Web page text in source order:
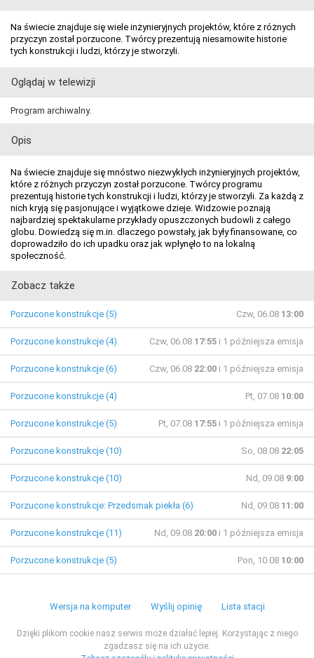
Na świecie znajduje się wiele inżynieryjnych projektów, które z różnych
przyczyn został porzucone. Twórcy prezentują niesamowite historie
tych konstrukcji i ludzi, którzy je stworzyli.
Oglądaj w telewizji
Program archiwalny.
Opis
Na świecie znajduje się mnóstwo niezwykłych inżynieryjnych projektów,
które z różnych przyczyn został porzucone. Twórcy programu
prezentują historie tych konstrukcji i ludzi, którzy je stworzyli. Za każdą z
nich kryją się pasjonujące i wyjątkowe dzieje. Widzowie poznają
najbardziej spektakularne przykłady opuszczonych budowli z całego
globu. Dowiedzą się m.in. dlaczego powstały, jak były finansowane, co
doprowadziło do ich upadku oraz jak wpłynęło to na lokalną
społeczność.
Zobacz także
Porzucone konstrukcje (5) Czw, 06.08 13:00
Porzucone konstrukcje (4) Czw, 06.08 17:55 i 1 późniejsza emisja
Porzucone konstrukcje (6) Czw, 06.08 22:00 i 1 późniejsza emisja
Porzucone konstrukcje (4) Pt, 07.08 10:00
Porzucone konstrukcje (5) Pt, 07.08 17:55 i 1 późniejsza emisja
Porzucone konstrukcje (10) So, 08.08 22:05
Porzucone konstrukcje (10) Nd, 09.08 9:00
Porzucone konstrukcje: Przedsmak piekła (6) Nd, 09.08 11:00
Porzucone konstrukcje (11) Nd, 09.08 20:00 i 1 późniejsza emisja
Porzucone konstrukcje (5) Pon, 10.08 10:00
Wersja na komputer Wyślij opinię Lista stacji
Dzięki plikom cookie nasz serwis może działać lepiej. Korzystając z niego
zgadzasz się na ich użycie.